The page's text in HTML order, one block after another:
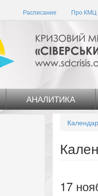
Расписание Про КМЦ
АНАЛИТИКА
17